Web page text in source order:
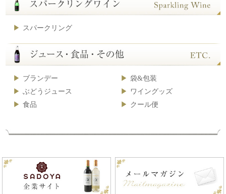
スパークリング
ブランデー
袋&包装
ぶどうジュース
ワイングッズ
食品
クール便